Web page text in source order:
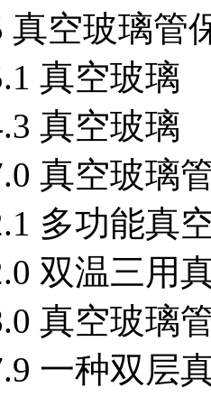
真空玻璃管
真空玻璃
真空玻璃
真空玻璃
多功能真
双温三用
真空玻璃
一种双层